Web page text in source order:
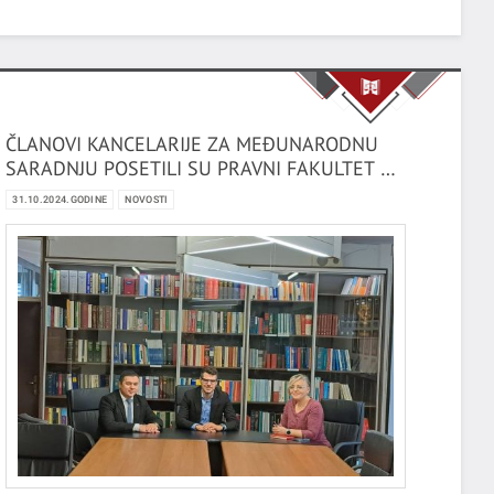
ČLANOVI KANCELARIJE ZA MEĐUNARODNU
SARADNJU POSETILI SU PRAVNI FAKULTET U
RIJECI
31.10.2024.GODINE NOVOSTI